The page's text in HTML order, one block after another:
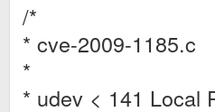
/*
* cve-2009-1185.c
*
* udev < 141 Local